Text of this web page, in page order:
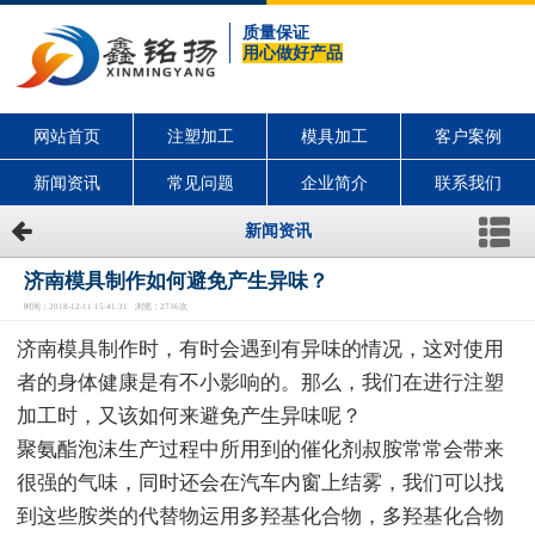
质量保证
用心做好产品
网站首页 注塑加工 模具加工 客户案例
新闻资讯 常见问题 企业简介 联系我们
新闻资讯
济南模具制作如何避免产生异味？
时间：2018-12-11 15:41:31 浏览：2736次
济南模具制作时，有时会遇到有异味的情况，这对使用
者的身体健康是有不小影响的。那么，我们在进行注塑
加工时，又该如何来避免产生异味呢？
聚氨酯泡沫生产过程中所用到的催化剂叔胺常常会带来
很强的气味，同时还会在汽车内窗上结雾，我们可以找
到这些胺类的代替物运用多羟基化合物，多羟基化合物